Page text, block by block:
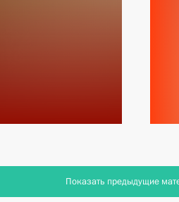
Показать предыдущие